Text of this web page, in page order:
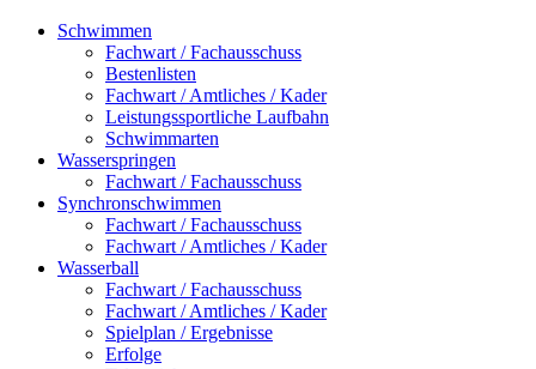
Schwimmen
Fachwart / Fachausschuss
Bestenlisten
Fachwart / Amtliches / Kader
Leistungssportliche Laufbahn
Schwimmarten
Wasserspringen
Fachwart / Fachausschuss
Synchronschwimmen
Fachwart / Fachausschuss
Fachwart / Amtliches / Kader
Wasserball
Fachwart / Fachausschuss
Fachwart / Amtliches / Kader
Spielplan / Ergebnisse
Erfolge